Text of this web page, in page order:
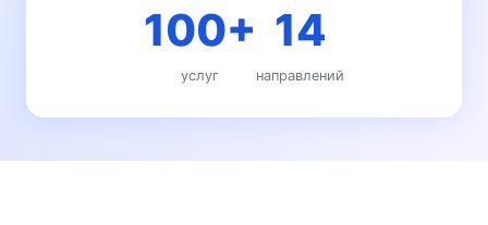
100+
услуг
14
направлений